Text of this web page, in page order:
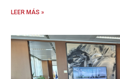
LEER MÁS »